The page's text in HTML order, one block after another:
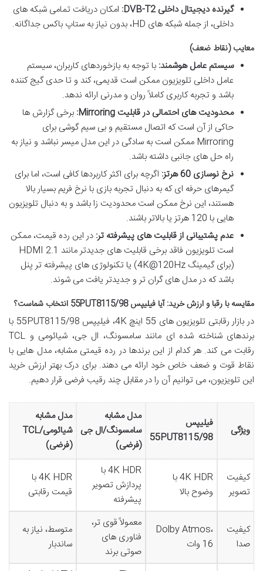
گیرنده دیجیتال داخلی DVB-T2:
امکان دریافت تمامی شبکه های
داخلی، از جمله شبکه های HD، بدون نیاز به ستاپ باکس جداگانه.
معایب (نقاط ضعف)
سیستم عامل هوشمند: با توجه به بازخوردهای کاربران، سیستم
عامل داخلی تلویزیون ممکن است قدیمی، کند و تا حدی گیج کننده
باشد و تجربه کاربری کاملاً روان و مدرنی ارائه ندهد.
محدودیت های احتمالی در قابلیت Mirroring:
برخی گزارش ها
حاکی از آن است که اتصال مستقیم و بی سیم گوشی برای
Mirroring ممکن است به سادگی در این مدل میسر نباشد و نیاز به
راه حل های جانبی داشته باشد.
نرخ نوسازی 60 هرتز:
اگرچه برای اکثر کاربردها کافی است، اما برای
گیمرهای حرفه ای که به دنبال تجربه بازی با نرخ فریم بسیار بالا
هستند، این نرخ ممکن است محدودیت زا باشد و به دنبال تلویزیون
هایی با 120 هرتز یا بالاتر باشند.
عدم پشتیبانی از قابلیت های پیشرفته تر: در این رده قیمت، ممکن
است تلویزیون فاقد برخی قابلیت های جدیدتر مانند HDMI 2.1
(برای گیمینگ 4K@120Hz) یا تکنولوژی های پیشرفته تر پنل
باشد که در مدل های گران تر و جدیدتر یافت می شوند.
مقایسه با رقبا و ارزش خرید: آیا فیلیپس 55PUT8115/98 انتخاب شماست؟
در بازار رقابتی تلویزیون های 55 اینچ 4K، فیلیپس 55PUT8115/98 با
برندهای شناخته شده ای مانند سامسونگ، ال جی، شیائومی و TCL
رقابت می کند. هر کدام از این برندها در رده قیمتی مشابه، مدل هایی با
نقاط قوت و ضعف خاص خود ارائه می دهند. برای درک بهتر ارزش خرید
این تلویزیون، می توانیم آن را در مقابل چند رقیب فرضی قرار دهیم.
ویژگی
فیلیپس
55PUT8115/98
مدل مشابه
سامسونگ/ال جی
(فرضی)
مدل مشابه
شیائومی/TCL
(فرضی)
کیفیت
تصویر
4K HDR با
وضوح بالا
4K HDR با
پردازش تصویر
پیشرفته
4K HDR با
قیمت رقابتی
کیفیت
صدا
Dolby Atmos،
16 وات
معمولاً قوی تر،
فناوری های
صوتی برند
متوسط، نیاز به
ساندبار